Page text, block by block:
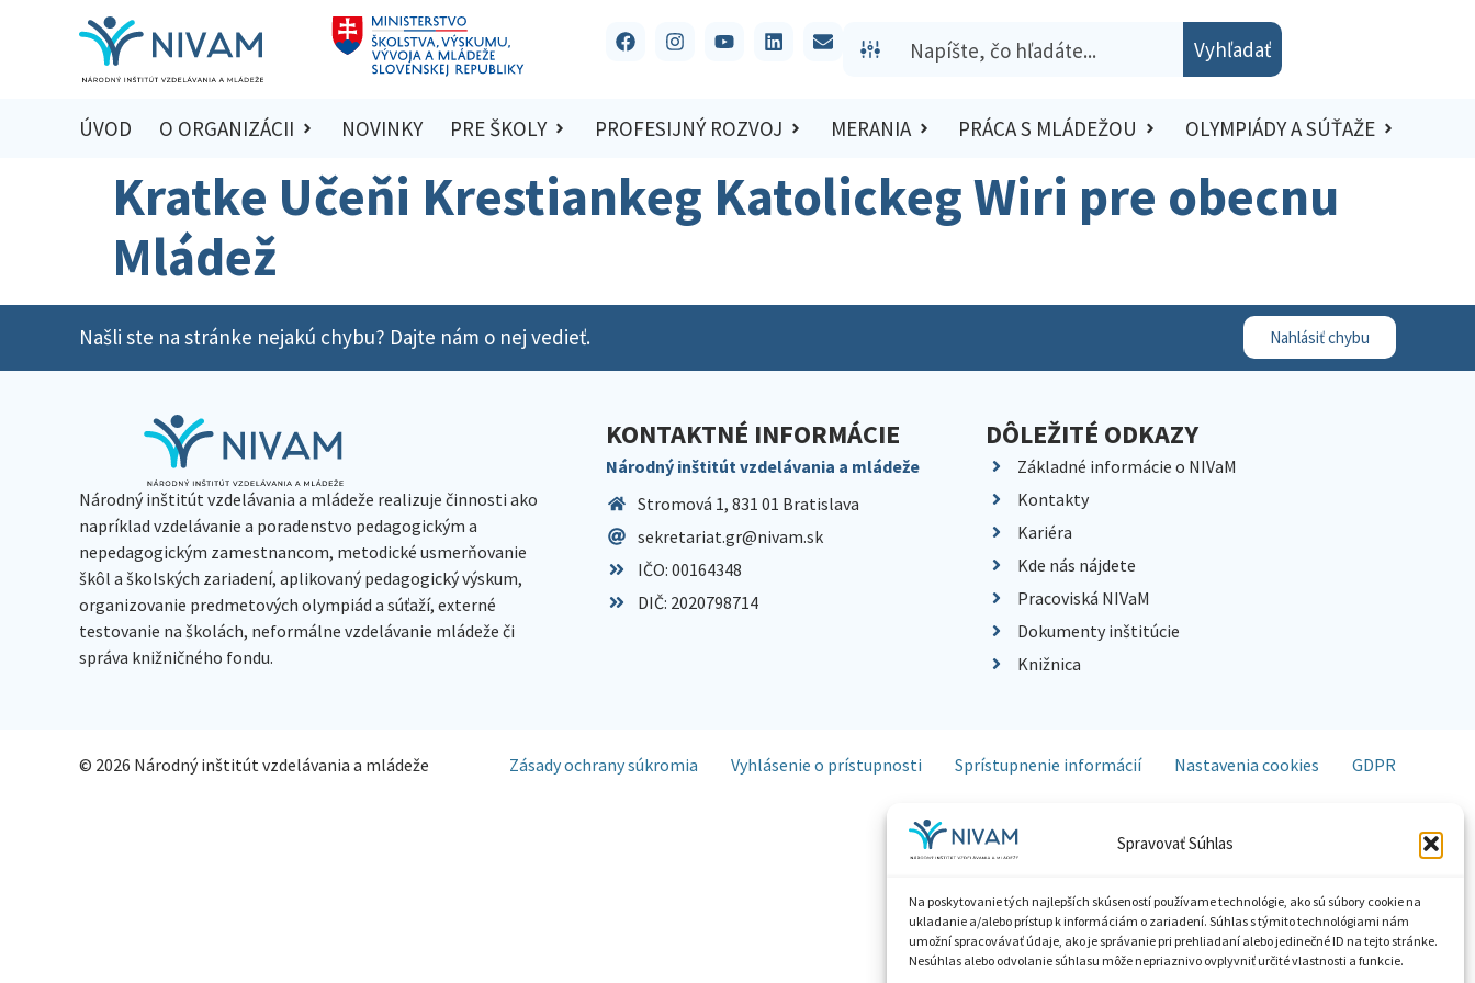
Spravovať Súhlas
Na poskytovanie tých najlepších skúseností používame technológie, ako sú súbory cookie na
ukladanie a/alebo prístup k informáciám o zariadení. Súhlas s týmito technológiami nám
umožní spracovávať údaje, ako je správanie pri prehliadaní alebo jedinečné ID na tejto stránke.
Nesúhlas alebo odvolanie súhlasu môže nepriaznivo ovplyvniť určité vlastnosti a funkcie.
Vyhľadať
ÚVOD O ORGANIZÁCII NOVINKY PRE ŠKOLY PROFESIJNÝ ROZVOJ MERANIA PRÁCA S MLÁDEŽOU OLYMPIÁDY A SÚŤAŽE
Kratke Učeňi Krestiankeg Katolickeg Wiri pre obecnu
Mládež
Našli ste na stránke nejakú chybu? Dajte nám o nej vedieť. Nahlásiť chybu
Národný inštitút vzdelávania a mládeže realizuje činnosti ako
napríklad vzdelávanie a poradenstvo pedagogickým a
nepedagogickým zamestnancom, metodické usmerňovanie
škôl a školských zariadení, aplikovaný pedagogický výskum,
organizovanie predmetových olympiád a súťaží, externé
testovanie na školách, neformálne vzdelávanie mládeže či
správa knižničného fondu.
KONTAKTNÉ INFORMÁCIE
Národný inštitút vzdelávania a mládeže
Stromová 1, 831 01 Bratislava
sekretariat.gr@nivam.sk
IČO: 00164348
DIČ: 2020798714
DÔLEŽITÉ ODKAZY
Základné informácie o NIVaM
Kontakty
Kariéra
Kde nás nájdete
Pracoviská NIVaM
Dokumenty inštitúcie
Knižnica
© 2026 Národný inštitút vzdelávania a mládeže Zásady ochrany súkromia Vyhlásenie o prístupnosti Sprístupnenie informácií Nastavenia cookies GDPR